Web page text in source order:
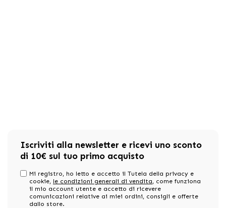
Iscriviti alla newsletter e ricevi uno sconto
di 10€ sul tuo primo acquisto
Mi registro, ho letto e accetto il Tutela della privacy e
cookie, le condizioni generali di vendita, come funziona
il mio account utente e accetto di ricevere
comunicazioni relative ai miei ordini, consigli e offerte
dallo store.